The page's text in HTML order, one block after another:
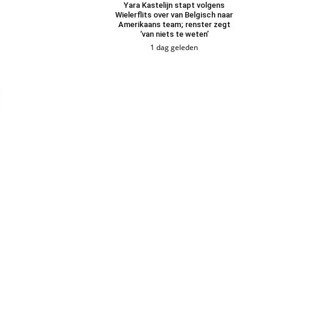
Yara Kastelijn stapt volgens
Wielerflits over van Belgisch naar
Amerikaans team; renster zegt
‘van niets te weten’
1 dag geleden